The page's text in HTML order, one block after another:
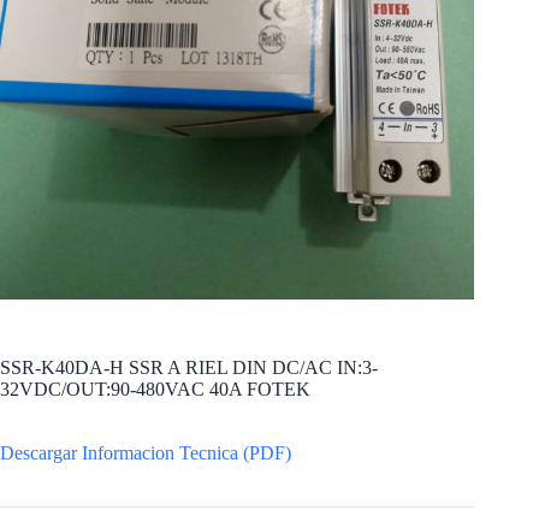
SSR-K40DA-H SSR A RIEL DIN DC/AC IN:3-
32VDC/OUT:90-480VAC 40A FOTEK
Descargar Informacion Tecnica (PDF)